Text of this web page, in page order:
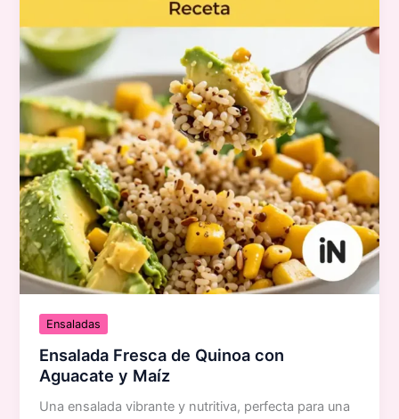
Ensaladas
Ensalada Fresca de Quinoa con
Aguacate y Maíz
Una ensalada vibrante y nutritiva, perfecta para una